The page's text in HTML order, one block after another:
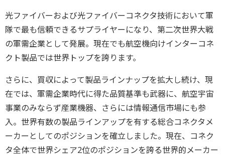
光ファイバーおよび光ファイバーコネクタ技術において軍
隊で最も信頼できるサプライヤーになり、第二次世界大戦
の軍需企業として発展。現在でも航空機向けインターコネ
クト製品では世界トップを誇ります。
さらに、買収によって製品ラインナップを拡大し続け、現
在では、軍需企業時代に得た品質基準も武器に、航空宇宙
事業のみならず産業機器、さらには情報通信市場にも参
入。世界有数の製品ラインアップを有する総合コネクタメ
ーカーとしてのポジションを確立しました。現在、コネク
タ全体で世界シェア2位のポジションを誇る世界的メーカー